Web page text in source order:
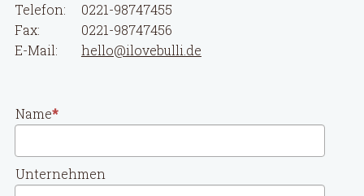
Telefon:
0221-98747455
Fax:
0221-98747456
E-Mail:
hello@ilovebulli.de
Name
Unternehmen